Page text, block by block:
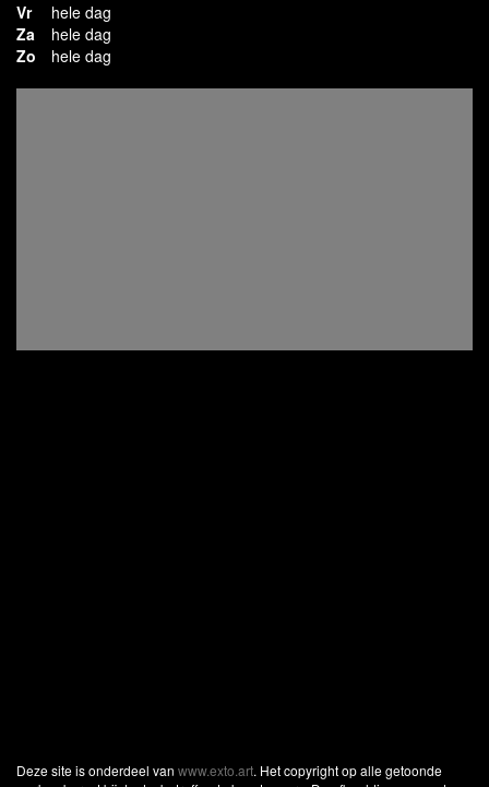
Vr
hele dag
Za
hele dag
Zo
hele dag
Deze site is onderdeel van www.exto.art. Het copyright op alle getoonde